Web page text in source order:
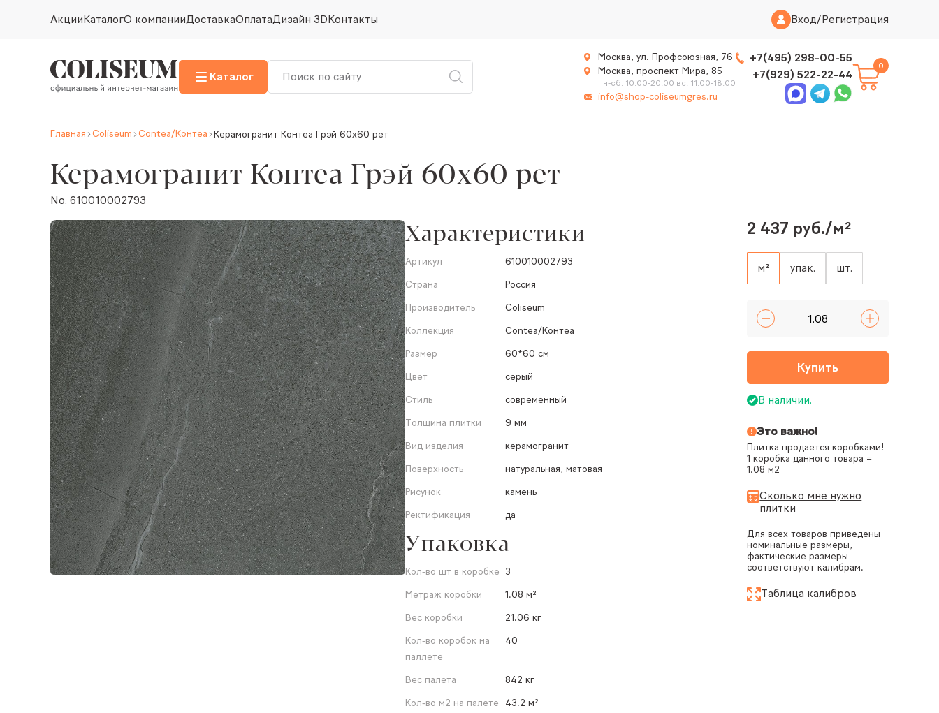
АкцииКаталогО компанииДоставкаОплатаДизайн 3DКонтакты Вход/Регистрация
Каталог
Москва, ул. Профсоюзная, 76
Москва, проспект Мира, 85
пн-сб: 10:00-20:00 вс: 11:00-18:00
info@shop-coliseumgres.ru
+7(495) 298-00-55
+7(929) 522-22-44
0
Главная Coliseum Contea/Контеа Керамогранит Контеа Грэй 60x60 рет
Керамогранит Контеа Грэй 60x60 рет
No. 610010002793
Характеристики
Артикул
610010002793
Страна
Россия
Производитель
Coliseum
Коллекция
Contea/Контеа
Размер
60*60 см
Цвет
серый
Стиль
современный
Толщина плитки
9 мм
Вид изделия
керамогранит
Поверхность
натуральная, матовая
Рисунок
камень
Ректификация
да
Упаковка
Кол-во шт в коробке 3
Метраж коробки
1.08 м²
Вес коробки
21.06 кг
Кол-во коробок на
паллете
40
Вес палета
842 кг
Кол-во м2 на палете
43.2 м²
2 437 руб./м²
м² упак. шт.
Купить
В наличии.
Это важно!
Плитка продается коробками!
1 коробка данного товара =
1.08 м2
Сколько мне нужно
плитки
Для всех товаров приведены
номинальные размеры,
фактические размеры
соответствуют калибрам.
Таблица калибров